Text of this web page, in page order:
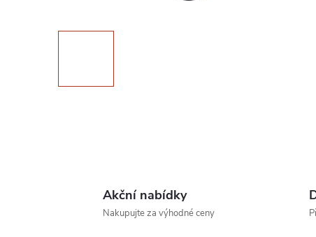
Akční nabídky
Nakupujte za výhodné ceny